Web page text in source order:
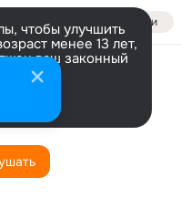
Войти
чтобы улучшить
менее 13 лет,
ваш законный
моя